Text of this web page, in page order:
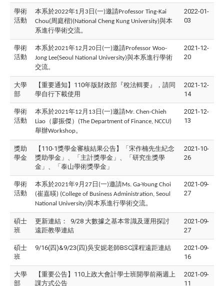
學術
活動
本系於2022年1 月 3 日 (一)邀請Professor Ting-Kai
Chou( 周庭楷)(National Cheng Kung University)與本
系進行學術交流。
2022-01-
03
學術
活動
本系於2021年12 月 20 日 (一)邀請Professor Woo-
Jong Lee(Seoul National University)與本系進行學術
交流。
2021-12-
20
大學
部
【重要通知】110年版財政部『稅法輯要』，請同
學自行下載使用
2021-12-
14
學術
活動
本系於2021年12 月 13 日 (一)邀請Mr. Chen-Chieh
Liao （廖振傑） (The Department of Finance, NCCU)
舉辦Workshop。
2021-12-
13
獎助
學金
【110-1獎學金審核結果公告】「宋作楠先生紀念
獎助學金」、「主計獎學金」、「研究生獎學
金」、「泰山學術獎學金」
2021-10-
26
學術
活動
本系於2021年9 月 27 日 (一)邀請Ms. Ga-Young Choi
(崔嘉暎) (College of Business Administration, Seoul
National University)與本系進行學術交流。
2021-09-
27
碩士
班
更新連結： 9/28 大數據之基本常識及運用探討
遠距教學連結
2021-09-
27
碩士
班
9/16(四)&9/23(四)吳安妮老師BSC課程遠距連結
2021-09-
16
大學
部
【重要公告】110上政大會計學士班開學前兩週上
課方式公告
2021-09-
11